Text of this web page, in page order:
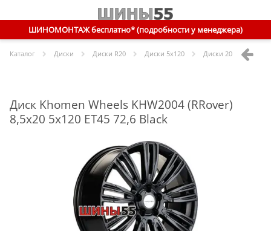
ШИНОМОНТАЖ бесплатно* (подробности у менеджера)
Каталог Диски Диски R20 Диски 5x120 Диски 20 5x120 ET45
Диск Khomen Wheels KHW2004 (RRover)
8,5x20 5x120 ET45 72,6 Black